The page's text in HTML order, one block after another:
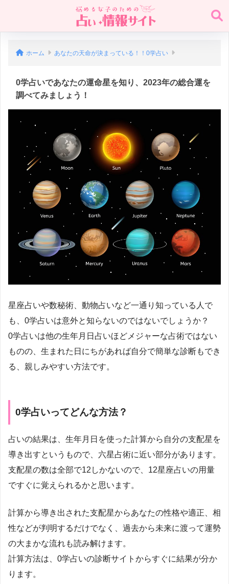
ホーム あなたの天命が決まっている！！0学占い
0学占いであなたの運命星を知り、2023年の総合運を
調べてみましょう！
星座占いや数秘術、動物占いなど一通り知っている人で
も、0学占いは意外と知らないのではないでしょうか？
0学占いは他の生年月日占いほどメジャーな占術ではない
ものの、生まれた日にちがあれば自分で簡単な診断もでき
る、親しみやすい方法です。
0学占いってどんな方法？
占いの結果は、生年月日を使った計算から自分の支配星を
導き出すというもので、六星占術に近い部分があります。
支配星の数は全部で12しかないので、12星座占いの用量
ですぐに覚えられるかと思います。
計算から導き出された支配星からあなたの性格や適正、相
性などが判明するだけでなく、過去から未来に渡って運勢
の大まかな流れも読み解けます。
計算方法は、0学占いの診断サイトからすぐに結果が分か
ります。